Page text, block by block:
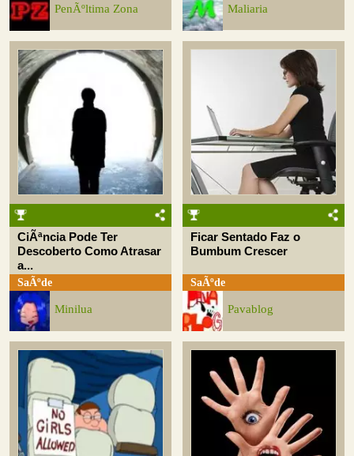
PenÃºltima Zona Maliaria
CiÃªncia Pode Ter
Descoberto Como Atrasar
a...
SaÃºde
Minilua
Ficar Sentado Faz o
Bumbum Crescer
SaÃºde
Pavablog